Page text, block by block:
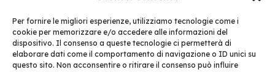
Per fornire le migliori esperienze, utilizziamo tecnologie come i
cookie per memorizzare e/o accedere alle informazioni del
dispositivo. Il consenso a queste tecnologie ci permetterà di
elaborare dati come il comportamento di navigazione o ID unici su
questo sito. Non acconsentire o ritirare il consenso può influire